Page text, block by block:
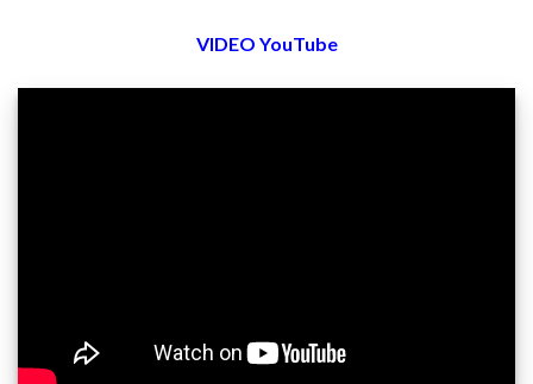
VIDEO YouTube